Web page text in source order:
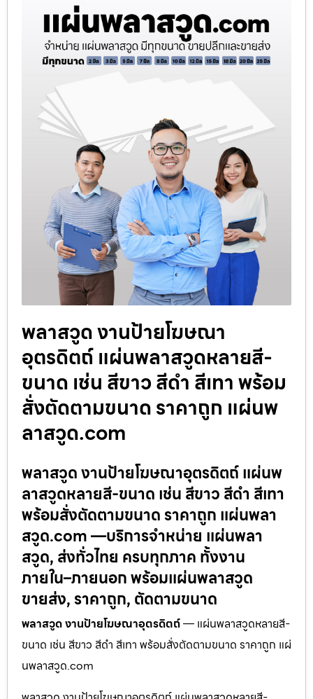
พลาสวูด งานป้ายโฆษณา
อุตรดิตถ์ แผ่นพลาสวูดหลายสี-
ขนาด เช่น สีขาว สีดำ สีเทา พร้อม
สั่งตัดตามขนาด ราคาถูก แผ่นพ
ลาสวูด.com
พลาสวูด งานป้ายโฆษณาอุตรดิตถ์ แผ่นพ
ลาสวูดหลายสี-ขนาด เช่น สีขาว สีดำ สีเทา
พร้อมสั่งตัดตามขนาด ราคาถูก แผ่นพลา
สวูด.com —บริการจำหน่าย แผ่นพลา
สวูด, ส่งทั่วไทย ครบทุกภาค ทั้งงาน
ภายใน–ภายนอก พร้อมแผ่นพลาสวูด
ขายส่ง, ราคาถูก, ตัดตามขนาด
พลาสวูด งานป้ายโฆษณาอุตรดิตถ์— แผ่นพลาสวูดหลายสี-
ขนาด เช่น สีขาว สีดำ สีเทา พร้อมสั่งตัดตามขนาด ราคาถูก แผ่
นพลาสวูด.com